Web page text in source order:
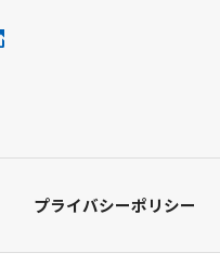
プライバシーポリシー